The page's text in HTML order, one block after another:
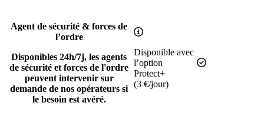
Agent de sécurité & forces de
l’ordre
Disponibles 24h/7j, les agents
de sécurité et forces de l'ordre
peuvent intervenir sur
demande de nos opérateurs si
le besoin est avéré.
Inclus sous-condition
Disponible avec
l’option
Protect+
(3 €/jour)
Inclus